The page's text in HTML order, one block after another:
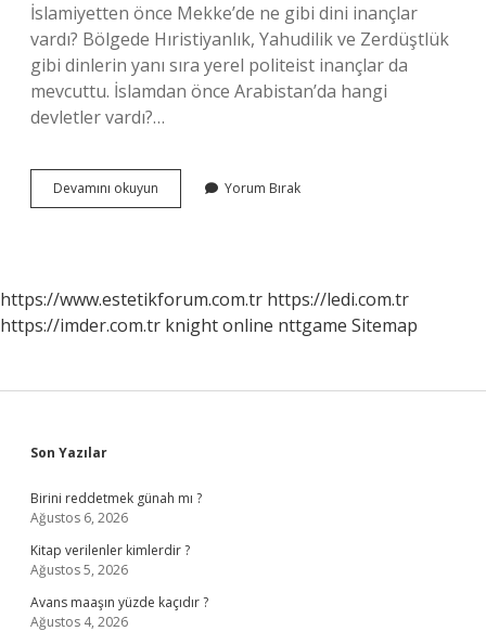
İslamiyetten önce Mekke’de ne gibi dini inançlar
vardı? Bölgede Hıristiyanlık, Yahudilik ve Zerdüştlük
gibi dinlerin yanı sıra yerel politeist inançlar da
mevcuttu. İslamdan önce Arabistan’da hangi
devletler vardı?…
Devamını okuyun Islamiyet
Öncesi
Vardı
Yorum Bırak
https://www.estetikforum.com.tr https://ledi.com.tr
https://imder.com.tr knight online nttgame Sitemap
Sidebar
Son Yazılar
Birini reddetmek günah mı ?
Ağustos 6, 2026
Kitap verilenler kimlerdir ?
Ağustos 5, 2026
Avans maaşın yüzde kaçıdır ?
Ağustos 4, 2026